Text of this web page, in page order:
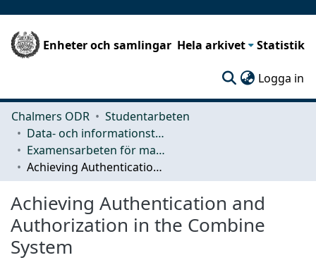
Enheter och samlingar Hela arkivet Statistik
Logga in
Chalmers ODR
Studentarbeten
Data- och informationsteknik (CSE)
Examensarbeten för masterexamen
Achieving Authentication and Authorization in the Combine System
Achieving Authentication and
Authorization in the Combine
System